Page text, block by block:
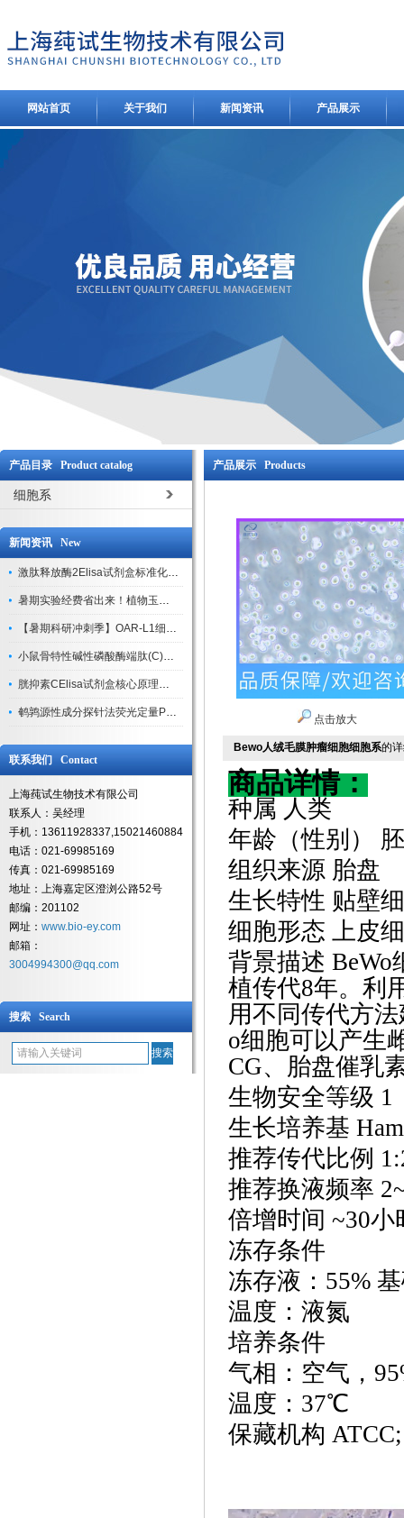
网站首页 关于我们 新闻资讯 产品展示
产品目录 Product catalog
细胞系
新闻资讯 New
激肽释放酶2Elisa试剂盒标准化实验操作与质控体系解析
暑期实验经费省出来！植物玉米索核苷（ZR ）elisa酶联免疫试剂盒
【暑期科研冲刺季】OAR-L1细胞专用培养基特惠，助力实验高效突破
小鼠骨特性碱性磷酸酶端肽(C)elisa试剂盒大促，骨科研人速囤
胱抑素CElisa试剂盒核心原理、产品特性与全流程操作规范详解
鹌鹑源性成分探针法荧光定量PCR试剂盒特惠来袭
联系我们 Contact
上海莼试生物技术有限公司
联系人：吴经理
手机：13611928337,15021460884
电话：021-69985169
传真：021-69985169
地址：上海嘉定区澄浏公路52号
邮编：201102
网址： www.bio-ey.com
邮箱：
3004994300@qq.com
搜索 Search
产品展示 Products
点击放大
Bewo人绒毛膜肿瘤细胞细胞系的
商品详情：
种属 人类
年龄（性别）
组织来源 胎盘
生长特性 贴壁
细胞形态 上皮
背景描述 BeWo
植传代8年。利
用不同传代方
o细胞可以产生
CG、胎盘催乳
生物安全等级 1
生长培养基
推荐传代比例
推荐换液频率
倍增时间 ~30小
冻存条件
冻存液： 55%
温度：液氮
培养条件
气相：空气，
温度： 37℃
保藏机构